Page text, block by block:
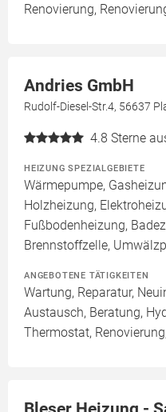
Renovierung,
Andries GmbH
Rudolf-Diesel-Str.4, 56637
4.8 Sterne
HEIZUNG SPEZIALGEBIETE
Wärmepumpe,
Holzheizung,
Fußbodenheizung,
Brennstoffzelle,
ANGEBOTENE TÄTIGKEITEN
Wartung, Reparatur,
Austausch, Beratung,
Thermostat,